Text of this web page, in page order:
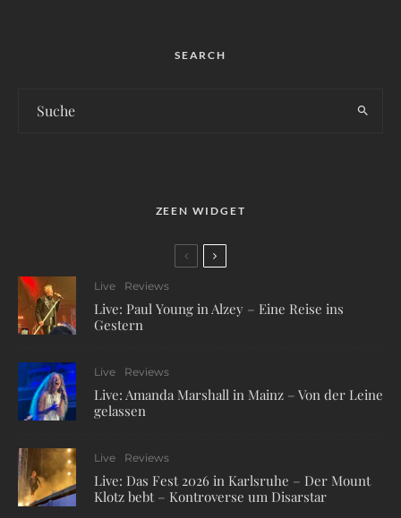
SEARCH
ZEEN WIDGET
Live Reviews
Live: Paul Young in Alzey – Eine Reise ins
Gestern
Live Reviews
Live: Amanda Marshall in Mainz – Von der Leine
gelassen
Live Reviews
Live: Das Fest 2026 in Karlsruhe – Der Mount
Klotz bebt – Kontroverse um Disarstar